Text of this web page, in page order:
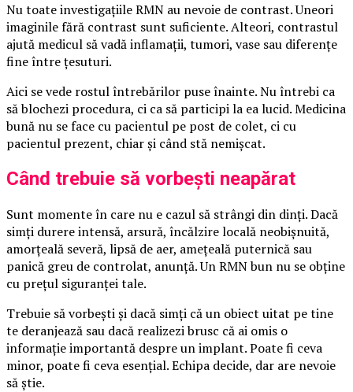
Nu toate investigațiile RMN au nevoie de contrast. Uneori
imaginile fără contrast sunt suficiente. Alteori, contrastul
ajută medicul să vadă inflamații, tumori, vase sau diferențe
fine între țesuturi.
Aici se vede rostul întrebărilor puse înainte. Nu întrebi ca
să blochezi procedura, ci ca să participi la ea lucid. Medicina
bună nu se face cu pacientul pe post de colet, ci cu
pacientul prezent, chiar și când stă nemișcat.
Când trebuie să vorbești neapărat
Sunt momente în care nu e cazul să strângi din dinți. Dacă
simți durere intensă, arsură, încălzire locală neobișnuită,
amorțeală severă, lipsă de aer, amețeală puternică sau
panică greu de controlat, anunță. Un RMN bun nu se obține
cu prețul siguranței tale.
Trebuie să vorbești și dacă simți că un obiect uitat pe tine
te deranjează sau dacă realizezi brusc că ai omis o
informație importantă despre un implant. Poate fi ceva
minor, poate fi ceva esențial. Echipa decide, dar are nevoie
să știe.